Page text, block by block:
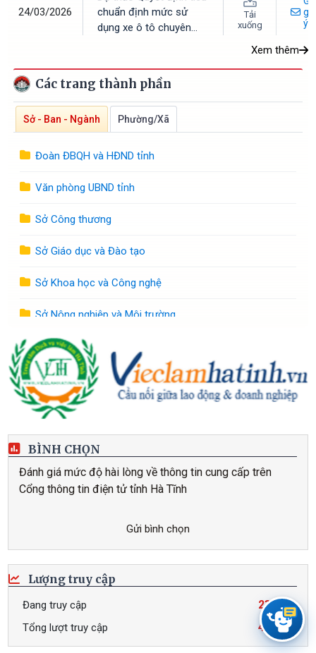
đổi mới sáng tạo sử
dụng ngân sách nhà
24/03/2026
chuẩn định mức sử
dụng xe ô tô chuyên
Tải
xuống
ý
Xem thêm
Các trang thành phần
Sở - Ban - Ngành Phường/Xã
Đoàn ĐBQH và HĐND tỉnh
Văn phòng UBND tỉnh
Sở Công thương
Sở Giáo dục và Đào tạo
Sở Khoa học và Công nghệ
Sở Nông nghiệp và Môi trường
Sở Nội vụ
Sở Ngoại vụ
Sở Tài chính
Sở Tư pháp
Sở Văn hóa, Thế thao và Du lịch
Tòa án nhân dân tỉnh
Viện kiểm sát nhân dân tỉnh
Công an tỉnh
BÌNH CHỌN
Đánh giá mức độ hài lòng về thông tin cung cấp trên
Cổng thông tin điện tử tỉnh Hà Tĩnh
Gửi bình chọn
Lượng truy cập
Đang truy cập 23
Tổng lượt truy cập 45.602